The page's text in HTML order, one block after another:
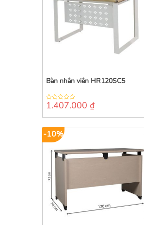
Bàn nhân viên HR120SC5
0
of
1.407.000 ₫
-10%